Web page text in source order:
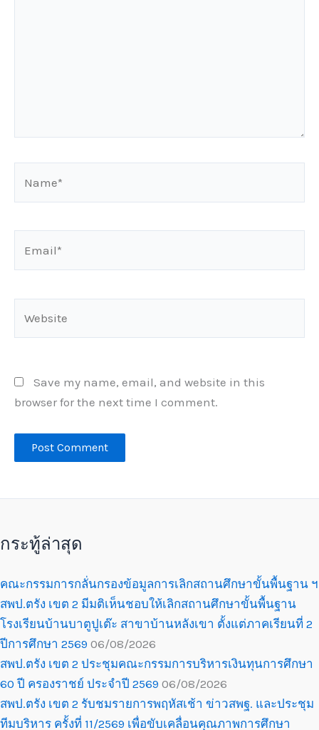
Save my name, email, and website in this
browser for the next time I comment.
กระทู้ล่าสุด
คณะกรรมการกลั่นกรองข้อมูลการเลิกสถานศึกษาขั้นพื้นฐาน ฯ
สพป.ตรัง เขต 2 มีมติเห็นชอบให้เลิกสถานศึกษาขั้นพื้นฐาน
โรงเรียนบ้านบาตูปูเต๊ะ สาขาบ้านหลังเขา ตั้งแต่ภาคเรียนที่ 2
ปีการศึกษา 2569 06/08/2026
สพป.ตรัง เขต 2 ประชุมคณะกรรมการบริหารเงินทุนการศึกษา
60 ปี ครองราชย์ ประจำปี 2569 06/08/2026
สพป.ตรัง เขต 2 รับชมรายการพฤหัสเช้า ข่าวสพฐ. และประชุม
ทีมบริหาร ครั้งที่ 11/2569 เพื่อขับเคลื่อนคุณภาพการศึกษา